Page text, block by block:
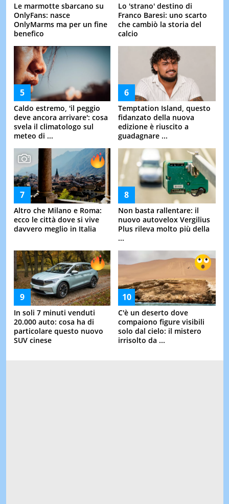
Le marmotte sbarcano su
OnlyFans: nasce
OnlyMarms ma per un fine
benefico
Lo 'strano' destino di
Franco Baresi: uno scarto
che cambiò la storia del
calcio
Caldo estremo, 'il peggio
deve ancora arrivare': cosa
svela il climatologo sul
meteo di ...
Temptation Island, questo
fidanzato della nuova
edizione è riuscito a
guadagnare ...
Altro che Milano e Roma:
ecco le città dove si vive
davvero meglio in Italia
Non basta rallentare: il
nuovo autovelox Vergilius
Plus rileva molto più della
...
In soli 7 minuti venduti
20.000 auto: cosa ha di
particolare questo nuovo
SUV cinese
C'è un deserto dove
compaiono figure visibili
solo dal cielo: il mistero
irrisolto da ...